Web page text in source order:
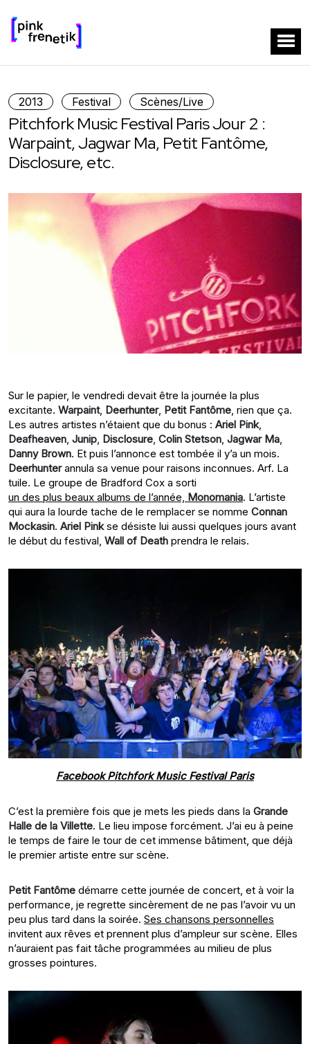
2013 Festival Scènes/Live
Pitchfork Music Festival Paris Jour 2 :
Warpaint, Jagwar Ma, Petit Fantôme,
Disclosure, etc.
Sur le papier, le vendredi devait être la journée la plus
excitante. Warpaint, Deerhunter, Petit Fantôme, rien que ça.
Les autres artistes n’étaient que du bonus : Ariel Pink,
Deafheaven, Junip, Disclosure, Colin Stetson, Jagwar Ma,
Danny Brown. Et puis l’annonce est tombée il y’a un mois.
Deerhunterannula sa venue pour raisons inconnues. Arf. La
tuile. Le groupe de Bradford Cox a sorti
un des plus beaux albums de l’année, Monomania. L’artiste
qui aura la lourde tache de le remplacer se nomme Connan
Mockasin. Ariel Pinkse désiste lui aussi quelques jours avant
le début du festival, Wall of Death prendra le relais.
Facebook Pitchfork Music Festival Paris
C’est la première fois que je mets les pieds dans la Grande
Halle de la Villette. Le lieu impose forcément. J’ai eu à peine
le temps de faire le tour de cet immense bâtiment, que déjà
le premier artiste entre sur scène.
Petit Fantôme démarre cette journée de concert, et à voir la
performance, je regrette sincèrement de ne pas l’avoir vu un
peu plus tard dans la soirée. Ses chansons personnelles
invitent aux rêves et prennent plus d’ampleur sur scène. Elles
n’auraient pas fait tâche programmées au milieu de plus
grosses pointures.